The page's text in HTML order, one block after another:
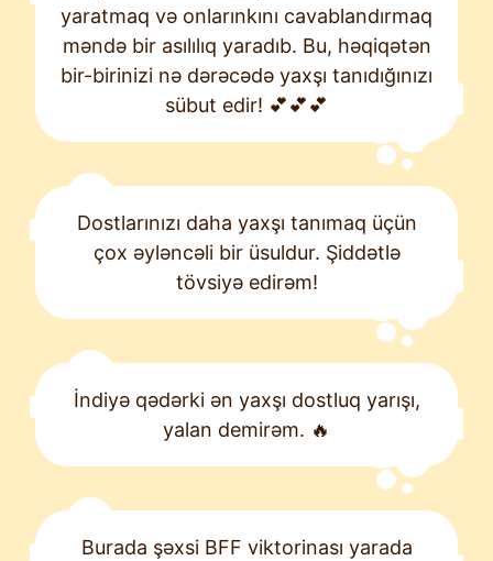
yaratmaq və onlarınkını cavablandırmaq
məndə bir asılılıq yaradıb. Bu, həqiqətən
bir-birinizi nə dərəcədə yaxşı tanıdığınızı
sübut edir! 💕💕💕
Dostlarınızı daha yaxşı tanımaq üçün
çox əyləncəli bir üsuldur. Şiddətlə
tövsiyə edirəm!
İndiyə qədərki ən yaxşı dostluq yarışı,
yalan demirəm. 🔥
Burada şəxsi BFF viktorinası yarada